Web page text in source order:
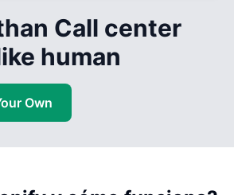
Call center
human
Own